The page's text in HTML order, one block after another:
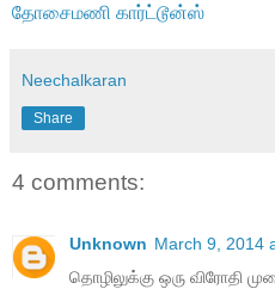
தோசைமணி கார்ட்டூன்ஸ்
Neechalkaran
Share
4 comments:
Unknown March 9, 2014
தொழிலுக்கு ஒரு விரோதி